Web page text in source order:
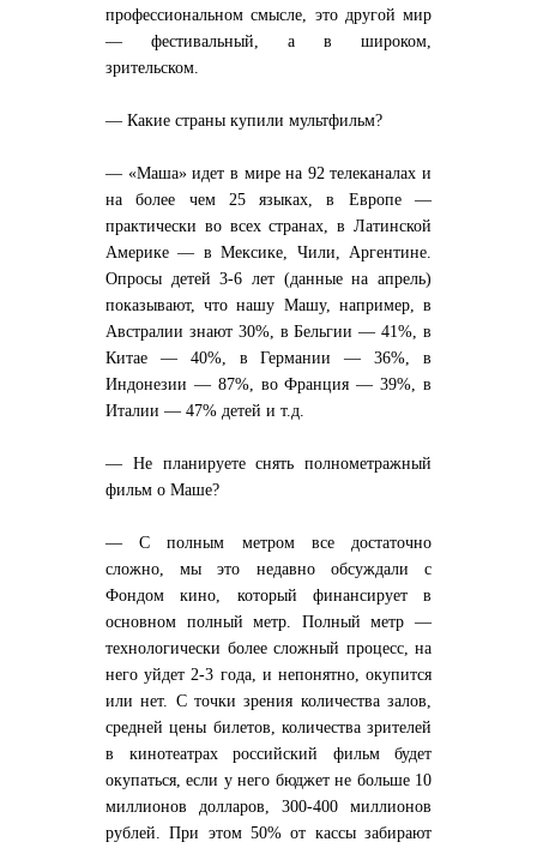
профессиональном смысле, это другой мир
— фестивальный, а в широком,
зрительском.
— Какие страны купили мультфильм?
— «Маша» идет в мире на 92 телеканалах и
на более чем 25 языках, в Европе —
практически во всех странах, в Латинской
Америке — в Мексике, Чили, Аргентине.
Опросы детей 3-6 лет (данные на апрель)
показывают, что нашу Машу, например, в
Австралии знают 30%, в Бельгии — 41%, в
Китае — 40%, в Германии — 36%, в
Индонезии — 87%, во Франция — 39%, в
Италии — 47% детей и т.д.
— Не планируете снять полнометражный
фильм о Маше?
— С полным метром все достаточно
сложно, мы это недавно обсуждали с
Фондом кино, который финансирует в
основном полный метр. Полный метр —
технологически более сложный процесс, на
него уйдет 2-3 года, и непонятно, окупится
или нет. С точки зрения количества залов,
средней цены билетов, количества зрителей
в кинотеатрах российский фильм будет
окупаться, если у него бюджет не больше 10
миллионов долларов, 300-400 миллионов
рублей. При этом 50% от кассы забирают